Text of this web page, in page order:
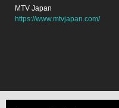
MTV Japan
https://www.mtvjapan.com/